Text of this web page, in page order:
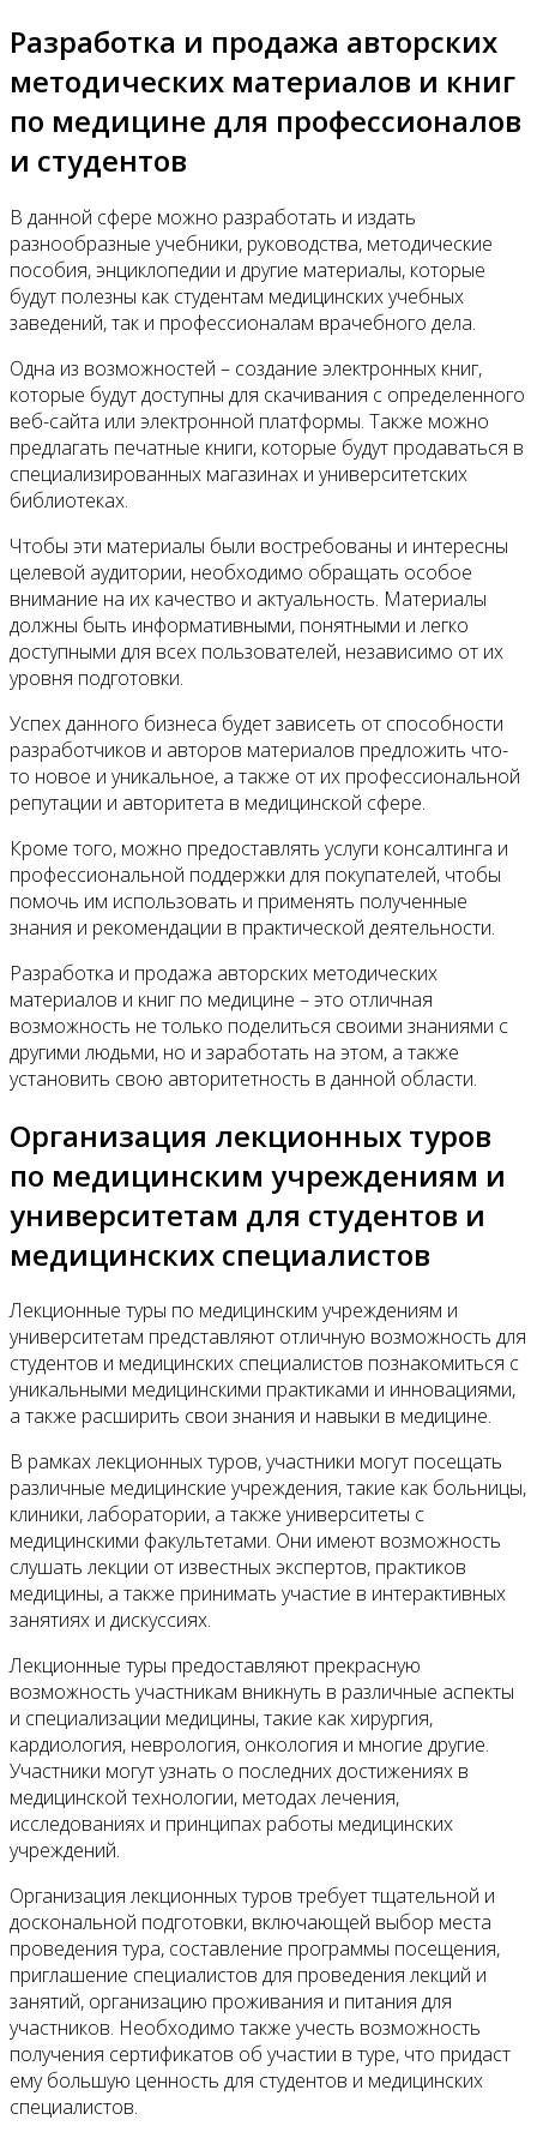
Разработка и продажа авторских
методических материалов и книг
по медицине для профессионалов
и студентов
В данной сфере можно разработать и издать
разнообразные учебники, руководства, методические
пособия, энциклопедии и другие материалы, которые
будут полезны как студентам медицинских учебных
заведений, так и профессионалам врачебного дела.
Одна из возможностей – создание электронных книг,
которые будут доступны для скачивания с определенного
веб-сайта или электронной платформы. Также можно
предлагать печатные книги, которые будут продаваться в
специализированных магазинах и университетских
библиотеках.
Чтобы эти материалы были востребованы и интересны
целевой аудитории, необходимо обращать особое
внимание на их качество и актуальность. Материалы
должны быть информативными, понятными и легко
доступными для всех пользователей, независимо от их
уровня подготовки.
Успех данного бизнеса будет зависеть от способности
разработчиков и авторов материалов предложить что-
то новое и уникальное, а также от их профессиональной
репутации и авторитета в медицинской сфере.
Кроме того, можно предоставлять услуги консалтинга и
профессиональной поддержки для покупателей, чтобы
помочь им использовать и применять полученные
знания и рекомендации в практической деятельности.
Разработка и продажа авторских методических
материалов и книг по медицине – это отличная
возможность не только поделиться своими знаниями с
другими людьми, но и заработать на этом, а также
установить свою авторитетность в данной области.
Организация лекционных туров
по медицинским учреждениям и
университетам для студентов и
медицинских специалистов
Лекционные туры по медицинским учреждениям и
университетам представляют отличную возможность для
студентов и медицинских специалистов познакомиться с
уникальными медицинскими практиками и инновациями,
а также расширить свои знания и навыки в медицине.
В рамках лекционных туров, участники могут посещать
различные медицинские учреждения, такие как больницы,
клиники, лаборатории, а также университеты с
медицинскими факультетами. Они имеют возможность
слушать лекции от известных экспертов, практиков
медицины, а также принимать участие в интерактивных
занятиях и дискуссиях.
Лекционные туры предоставляют прекрасную
возможность участникам вникнуть в различные аспекты
и специализации медицины, такие как хирургия,
кардиология, неврология, онкология и многие другие.
Участники могут узнать о последних достижениях в
медицинской технологии, методах лечения,
исследованиях и принципах работы медицинских
учреждений.
Организация лекционных туров требует тщательной и
доскональной подготовки, включающей выбор места
проведения тура, составление программы посещения,
приглашение специалистов для проведения лекций и
занятий, организацию проживания и питания для
участников. Необходимо также учесть возможность
получения сертификатов об участии в туре, что придаст
ему большую ценность для студентов и медицинских
специалистов.